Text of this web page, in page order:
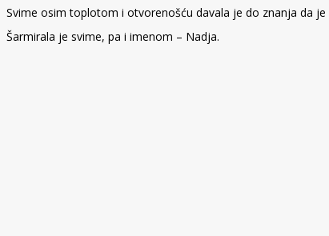
Svime osim toplotom i otvorenošću davala je do znanja da
Šarmirala je svime, pa i imenom – Nadja.